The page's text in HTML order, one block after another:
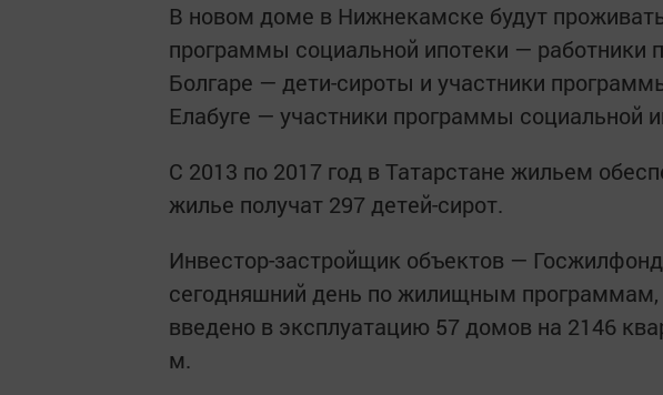
В новом доме в Нижнекамске будут
программы социальной ипотеки — работники
Болгаре — дети-сироты и участники
Елабуге — участники программы социальной
С 2013 по 2017 год в Татарстане жильем
жилье получат 297 детей-сирот.
Инвестор-застройщик объектов —
сегодняшний день по жилищным
введено в эксплуатацию 57 домов на 2146
м.